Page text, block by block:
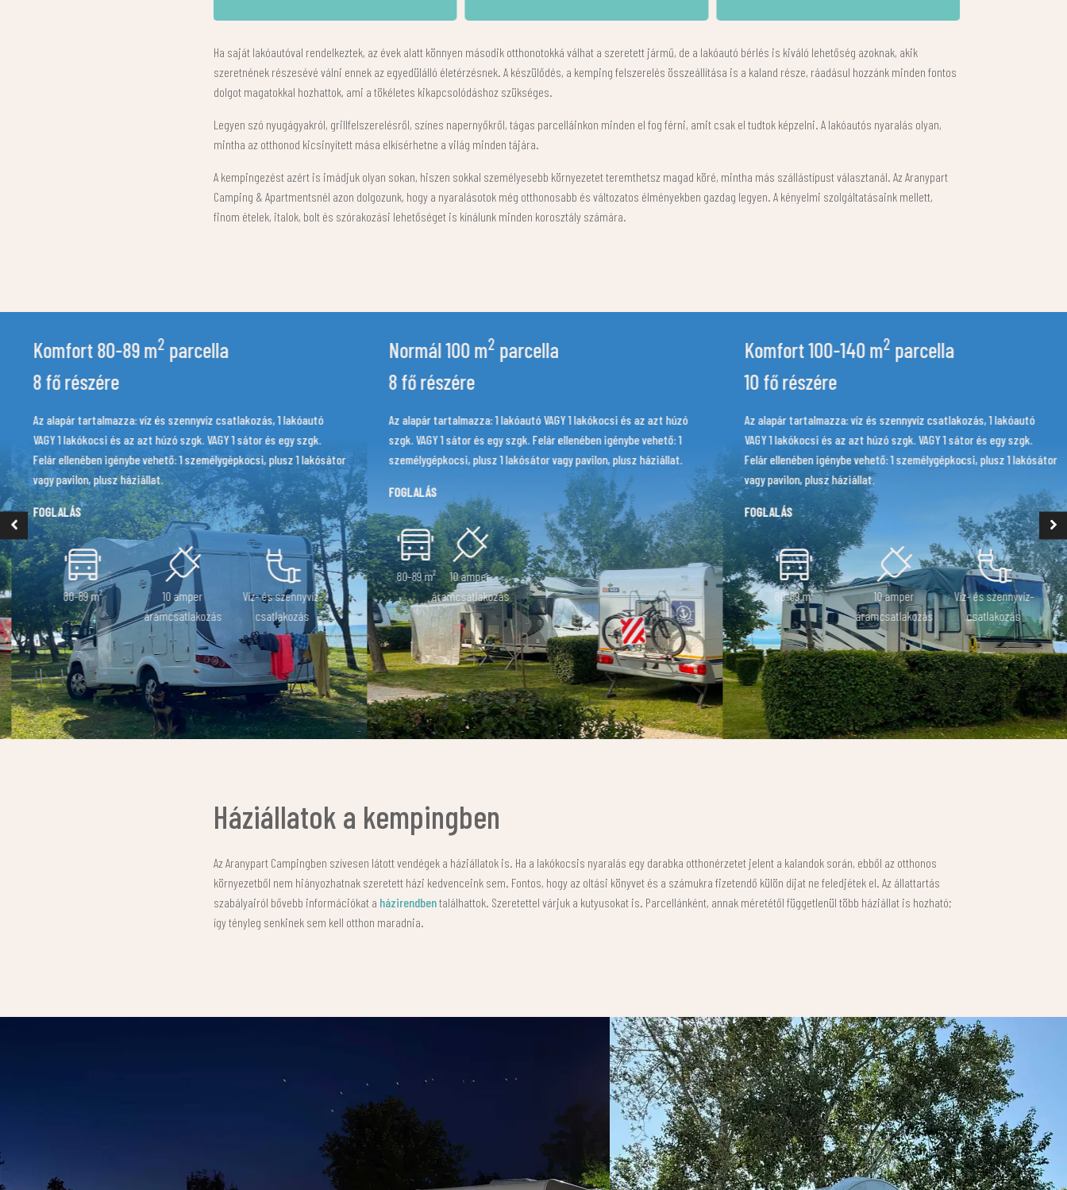
Ha saját lakóautóval rendelkeztek, az évek alatt könnyen második otthonotokká válhat a szeretett jármű, de a lakóautó bérlés is kiváló lehetőség azoknak, akik
szeretnének részesévé válni ennek az egyedülálló életérzésnek. A készülődés, a kemping felszerelés összeállítása is a kaland része, ráadásul hozzánk minden fontos
dolgot magatokkal hozhattok, ami a tökéletes kikapcsolódáshoz szükséges.
Legyen szó nyugágyakról, grillfelszerelésről, színes napernyőkről, tágas parcelláinkon minden el fog férni, amit csak el tudtok képzelni. A lakóautós nyaralás olyan,
mintha az otthonod kicsinyített mása elkísérhetne a világ minden tájára.
A kempingezést azért is imádjuk olyan sokan, hiszen sokkal személyesebb környezetet teremthetsz magad köré, mintha más szállástípust választanál. Az Aranypart
Camping & Apartmentsnél azon dolgozunk, hogy a nyaralásotok még otthonosabb és változatos élményekben gazdag legyen. A kényelmi szolgáltatásaink mellett,
finom ételek, italok, bolt és szórakozási lehetőséget is kínálunk minden korosztály számára.
Normál 40-59 m
Az alapár tartalmazza: 1 lakóautó VAGY 1 lakókocsi és az azt húzó
szgk. VAGY 1 sátor és egy szgk. Felár ellenében igénybe vehető: 1
személygépkocsi, plusz 1 lakósátor vagy pavilon, plusz háziállat.
40-59 m²
10 amper
áramcsatlakozás
Normál 60-79 m
Az alapár tartalmazza: 1 lakóautó VAGY 1
szgk. VAGY 1 sátor és egy szgk. Felár ellenében
személygépkocsi, plusz 1 lakósátor vagy
FOGLALÁS
60-79 m²
10 amper
áramcsatlakozás
és az azt húzó
vehető: 1
háziállat.
Komfort 100-140 m
Az alapár tartalmazza: víz és szennyvíz csatlakozás, 1 lakóautó
VAGY 1 lakókocsi és az azt húzó szgk. VAGY 1 sátor és egy szgk.
Felár ellenében igénybe vehető: 1 személygépkocsi, plusz 1 lakósátor
vagy pavilon, plusz háziállat.
FOGLALÁS
80-89 m²
10 amper
áramcsatlakozás
Víz- és szennyvíz-
csatlakozás
Háziállatok a kempingben
Az Aranypart Campingben szívesen látott vendégek a háziállatok is. Ha a lakókocsis nyaralás egy darabka otthonérzetet jelent a kalandok során, ebből az otthonos
környezetből nem hiányozhatnak szeretett házi kedvenceink sem. Fontos, hogy az oltási könyvet és a számukra fizetendő külön díjat ne feledjétek el. Az állattartás
szabályairól bővebb információkat a házirendbentalálhattok. Szeretettel várjuk a kutyusokat is. Parcellánként, annak méretétől függetlenül több háziállat is hozható;
így tényleg senkinek sem kell otthon maradnia.